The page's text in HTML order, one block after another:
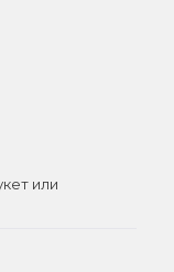
или